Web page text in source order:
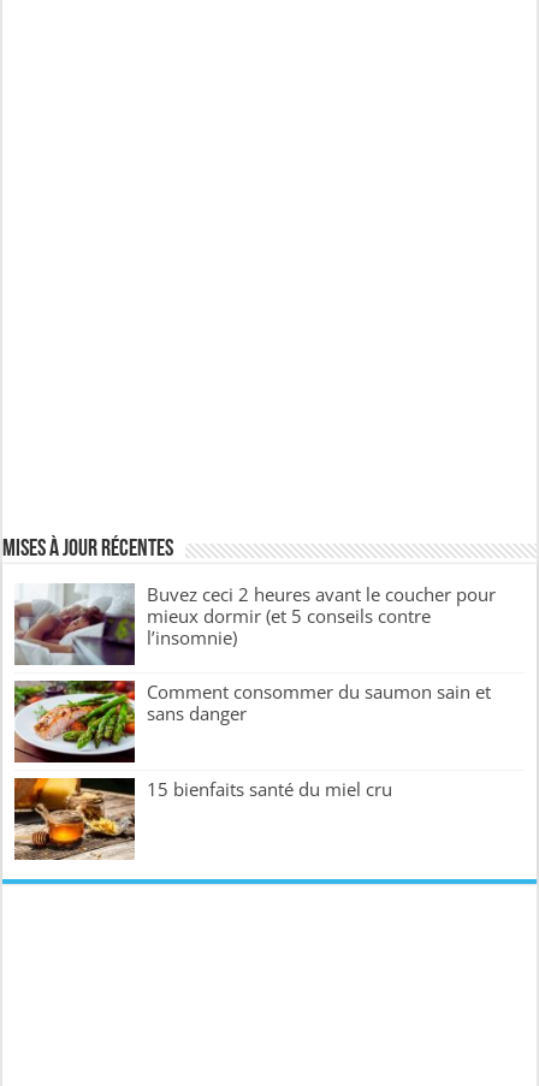
Mises à jour récentes
Buvez ceci 2 heures avant le coucher pour
mieux dormir (et 5 conseils contre
l’insomnie)
Comment consommer du saumon sain et
sans danger
15 bienfaits santé du miel cru